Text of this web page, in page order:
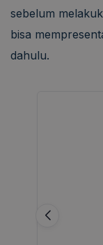
sebelum
bisa
dahulu.